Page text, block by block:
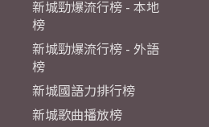
新城勁爆流行榜 - 本地
榜
新城勁爆流行榜 - 外語
榜
新城國語力排行榜
新城歌曲播放榜